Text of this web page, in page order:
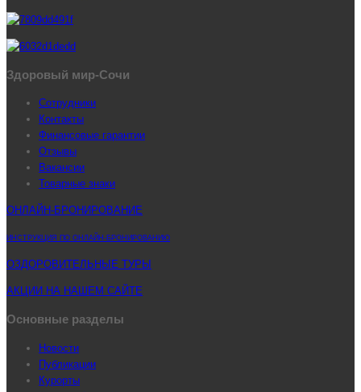
Здоровый мир-Сочи
Сотрудники
Контакты
Финансовые гарантии
Отзывы
Вакансии
Товарные знаки
ОНЛАЙН-БРОНИРОВАНИЕ
ИНСТРУКЦИЯ ПО ОНЛАЙН-БРОНИРОВАНИЮ
ОЗДОРОВИТЕЛЬНЫЕ ТУРЫ
АКЦИИ НА НАШЕМ САЙТЕ
Основные разделы
Новости
Публикации
Курорты